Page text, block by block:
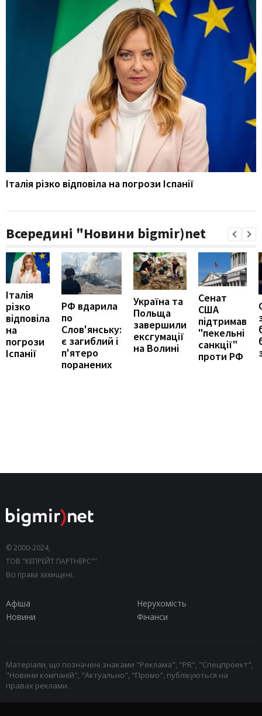
Італія різко відповіла на погрози Іспанії
Всередині "Новини bigmir)net
Італія
різко
відповіла
на
погрози
Іспанії
РФ вдарила
по
Слов'янську:
є загиблий і
п'ятеро
поранених
Україна та
Польща
завершили
ексгумації
на Волині
Сенат
США
підтримав
"пекельні
санкції"
проти РФ
© 2000-2024,
ТОВ "КЕПРЕЙТ ПАРТНЕРС"".
Всі права захищені.
Афіша
Нерухомість
Новини
Фінанси
Матеріали, що позначені знаками "Реклама", "PR", "Спецпроект",
"Новини компаній", "Актуально", "Промо", публікуються на
правах реклами.